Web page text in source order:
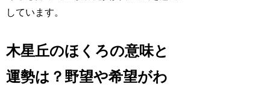
しています。
木星丘のほくろの意味と
運勢は？野望や希望がわ